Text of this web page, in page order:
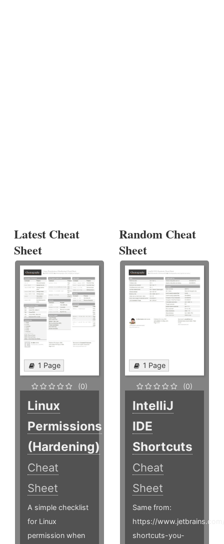
Latest Cheat
Sheet
1 Page
(0)
Linux
Permissions
(Hardening)
Cheat
Sheet
A simple checklist
for Linux
permission when
Random Cheat
Sheet
1 Page
(0)
IntelliJ
IDE
Shortcuts
Cheat
Sheet
Same from:
https://
shortcuts-you-